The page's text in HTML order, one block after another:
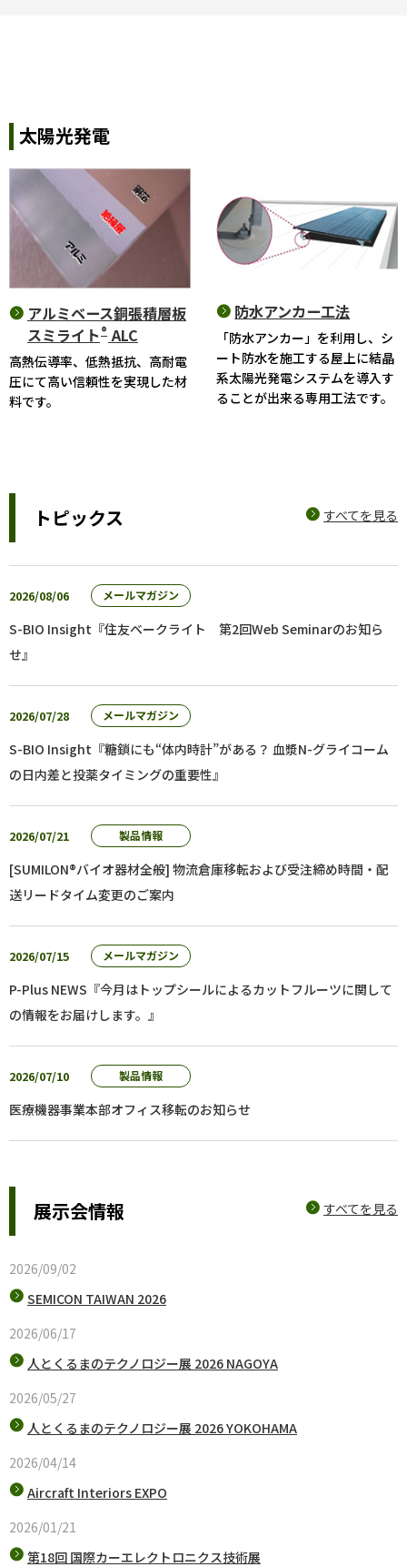
太陽光発電
アルミベース銅張積層板
スミライト ® ALC
高熱伝導率、低熱抵抗、高耐電
圧にて高い信頼性を実現した材
料です。
防水アンカー工法
「防水アンカー」を利用し、シ
ート防水を施工する屋上に結晶
系太陽光発電システムを導入す
ることが出来る専用工法です。
トピックス すべてを見る
2026/08/06 メールマガジン
S-BIO Insight『住友ベークライト 第2回Web Seminarのお知ら
せ』
2026/07/28 メールマガジン
S-BIO Insight『糖鎖にも“体内時計”がある？ 血漿N-グライコーム
の日内差と投薬タイミングの重要性』
2026/07/21 製品情報
[SUMILON®バイオ器材全般] 物流倉庫移転および受注締め時間・配
送リードタイム変更のご案内
2026/07/15 メールマガジン
P-Plus NEWS『今月はトップシールによるカットフルーツに関して
の情報をお届けします。』
2026/07/10 製品情報
医療機器事業本部オフィス移転のお知らせ
展示会情報 すべてを見る
2026/09/02
SEMICON TAIWAN 2026
2026/06/17
人とくるまのテクノロジー展 2026 NAGOYA
2026/05/27
人とくるまのテクノロジー展 2026 YOKOHAMA
2026/04/14
Aircraft Interiors EXPO
2026/01/21
第18回 国際カーエレクトロニクス技術展